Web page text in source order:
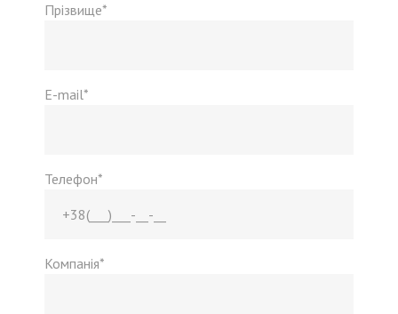
Прізвище*
E-mail*
Телефон*
Компанія*